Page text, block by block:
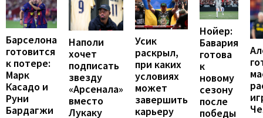
Барселона
готовится
к потере:
Марк
Касадо и
Руни
Бардагжи
Наполи
хочет
подписать
звезду
«Арсенала»
вместо
Лукаку
Усик
раскрыл,
при каких
условиях
может
завершить
карьеру
Нойер:
Бавария
готова
к
новому
сезону
после
победы